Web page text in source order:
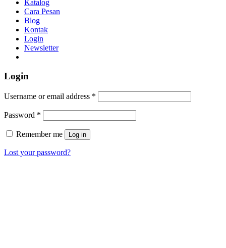
Katalog
Cara Pesan
Blog
Kontak
Login
Newsletter
Login
Username or email address *
Password *
Remember me Log in
Lost your password?